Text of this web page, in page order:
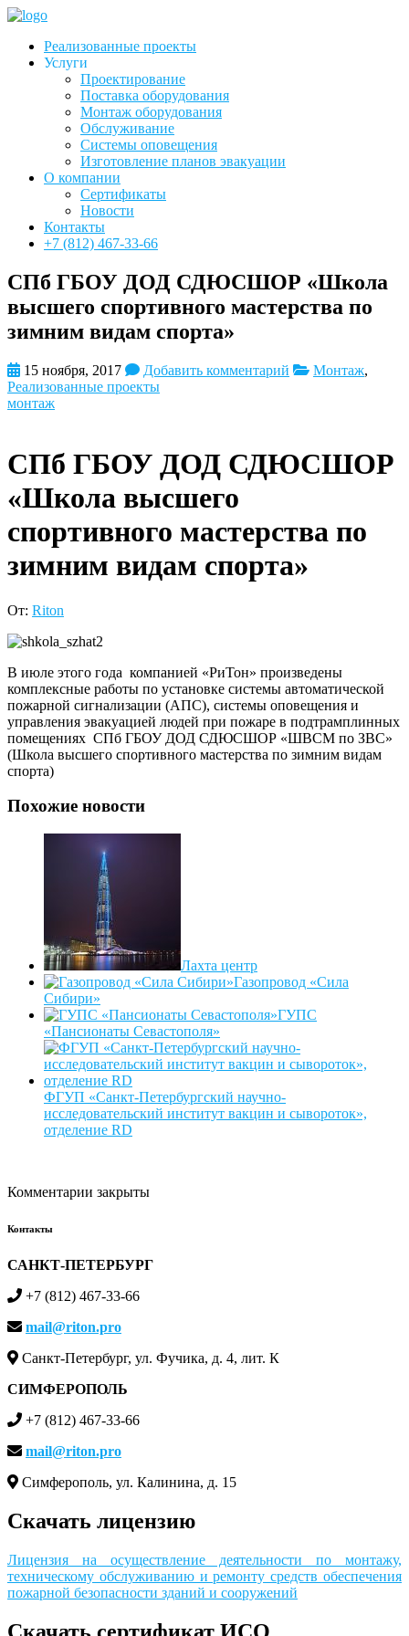
Реализованные проекты
Услуги
Проектирование
Поставка оборудования
Монтаж оборудования
Обслуживание
Системы оповещения
Изготовление планов эвакуации
О компании
Сертификаты
Новости
Контакты
+7 (812) 467-33-66
СПб ГБОУ ДОД СДЮСШОР «Школа
высшего спортивного мастерства по
зимним видам спорта»
15 ноября, 2017 Добавить комментарий Монтаж,
Реализованные проекты
монтаж
СПб ГБОУ ДОД СДЮСШОР
«Школа высшего
спортивного мастерства по
зимним видам спорта»
От: Riton
В июле этого года компанией «РиТон» произведены
комплексные работы по установке системы автоматической
пожарной сигнализации (АПС), системы оповещения и
управления эвакуацией людей при пожаре в подтрамплинных
помещениях СПб ГБОУ ДОД СДЮСШОР «ШВСМ по ЗВС»
(Школа высшего спортивного мастерства по зимним видам
спорта)
Похожие новости
Лахта центр
Газопровод «Сила
Сибири»
ГУПС
«Пансионаты Севастополя»
ФГУП «Санкт-Петербургский научно-
исследовательский институт вакцин и сывороток»,
отделение RD
Комментарии закрыты
Контакты
САНКТ-ПЕТЕРБУРГ
+7 (812) 467-33-66
mail@riton.pro
Санкт-Петербург, ул. Фучика, д. 4, лит. К
СИМФЕРОПОЛЬ
+7 (812) 467-33-66
mail@riton.pro
Симферополь, ул. Калинина, д. 15
Скачать лицензию
Лицензия на осуществление деятельности по монтажу,
техническому обслуживанию и ремонту средств обеспечения
пожарной безопасности зданий и сооружений
Скачать сертификат ИСО